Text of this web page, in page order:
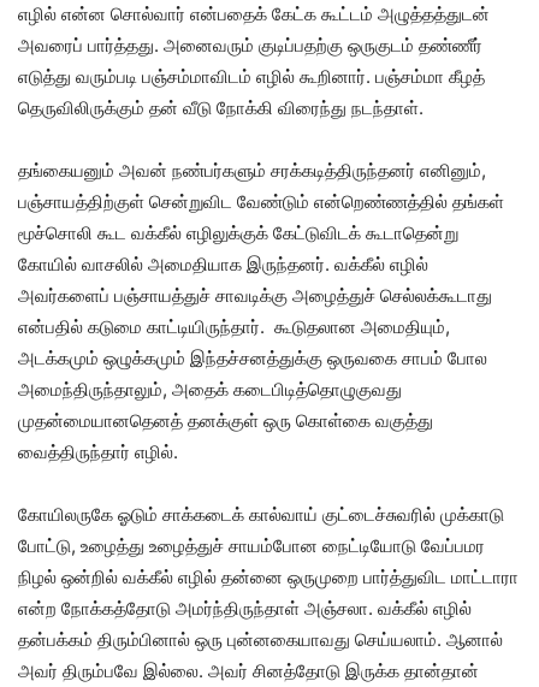
எழில் என்ன சொல்வார் என்பதைக் கேட்க கூட்டம் அழுத்தத்துடன்
அவரைப் பார்த்தது. அனைவரும் குடிப்பதற்கு ஒருகுடம் தண்ணீர்
எடுத்து வரும்படி பஞ்சம்மாவிடம் எழில் கூறினார். பஞ்சம்மா கீழத்
தெருவிலிருக்கும் தன் வீடு நோக்கி விரைந்து நடந்தாள்.
தங்கையனும் அவன் நண்பர்களும் சரக்கடித்திருந்தனர் எனினும்,
பஞ்சாயத்திற்குள் சென்றுவிட வேண்டும் என்றெண்ணத்தில் தங்கள்
மூச்சொலி கூட வக்கீல் எழிலுக்குக் கேட்டுவிடக் கூடாதென்று
கோயில் வாசலில் அமைதியாக இருந்தனர். வக்கீல் எழில்
அவர்களைப் பஞ்சாயத்துச் சாவடிக்கு அழைத்துச் செல்லக்கூடாது
என்பதில் கடுமை காட்டியிருந்தார். கூடுதலான அமைதியும்,
அடக்கமும் ஒழுக்கமும் இந்தச்சனத்துக்கு ஒருவகை சாபம் போல
அமைந்திருந்தாலும், அதைக் கடைபிடித்தொழுகுவது
முதன்மையானதெனத் தனக்குள் ஒரு கொள்கை வகுத்து
வைத்திருந்தார் எழில்.
கோயிலருகே ஓடும் சாக்கடைக் கால்வாய் குட்டைச்சுவரில் முக்காடு
போட்டு, உழைத்து உழைத்துச் சாயம்போன நைட்டியோடு வேப்பமர
நிழல் ஒன்றில் வக்கீல் எழில் தன்னை ஒருமுறை பார்த்துவிட மாட்டாரா
என்ற நோக்கத்தோடு அமர்ந்திருந்தாள் அஞ்சலா. வக்கீல் எழில்
தன்பக்கம் திரும்பினால் ஒரு புன்னகையாவது செய்யலாம். ஆனால்
அவர் திரும்பவே இல்லை. அவர் சினத்தோடு இருக்க தான்தான்